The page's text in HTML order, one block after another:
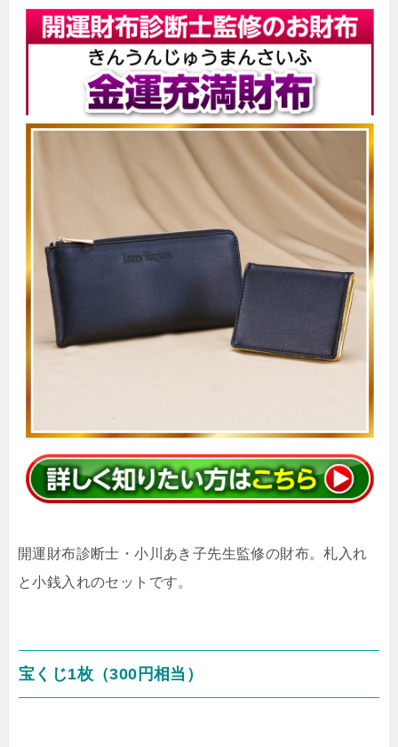
開運財布診断士・小川あき子先生監修の財布。札入れ
と小銭入れのセットです。
宝くじ1枚（300円相当）